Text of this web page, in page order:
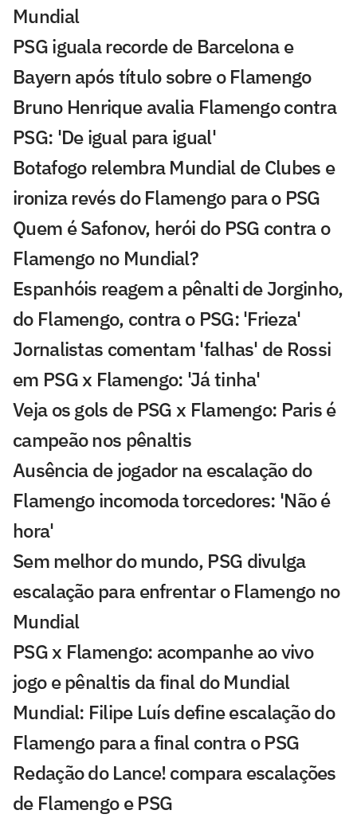
Mundial
PSG iguala recorde de Barcelona e
Bayern após título sobre o Flamengo
Bruno Henrique avalia Flamengo contra
PSG: 'De igual para igual'
Botafogo relembra Mundial de Clubes e
ironiza revés do Flamengo para o PSG
Quem é Safonov, herói do PSG contra o
Flamengo no Mundial?
Espanhóis reagem a pênalti de Jorginho,
do Flamengo, contra o PSG: 'Frieza'
Jornalistas comentam 'falhas' de Rossi
em PSG x Flamengo: 'Já tinha'
Veja os gols de PSG x Flamengo: Paris é
campeão nos pênaltis
Ausência de jogador na escalação do
Flamengo incomoda torcedores: 'Não é
hora'
Sem melhor do mundo, PSG divulga
escalação para enfrentar o Flamengo no
Mundial
PSG x Flamengo: acompanhe ao vivo
jogo e pênaltis da final do Mundial
Mundial: Filipe Luís define escalação do
Flamengo para a final contra o PSG
Redação do Lance! compara escalações
de Flamengo e PSG